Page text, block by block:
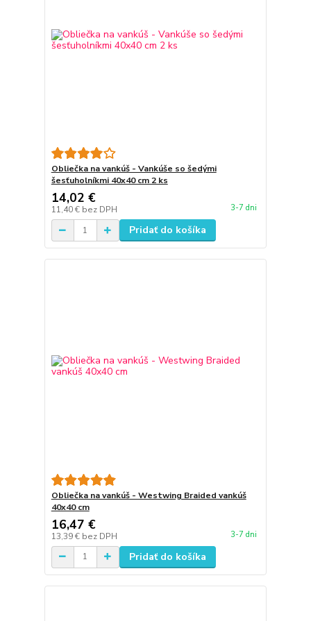
Obliečka na vankúš - Vankúše so šedými
šesťuholníkmi 40x40 cm 2 ks
14,02 €
11,40 € bez DPH 3-7 dni
Pridať do košíka
Obliečka na vankúš - Westwing Braided vankúš
40x40 cm
16,47 €
13,39 € bez DPH 3-7 dni
Pridať do košíka